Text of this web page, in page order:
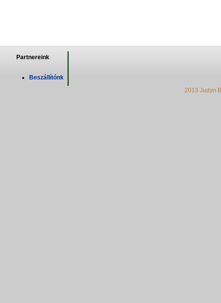
Partnereink
Beszállítónk
2013 Judyn